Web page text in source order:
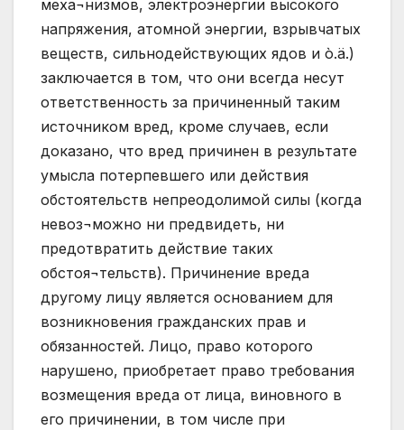
меха¬низмов, электроэнергии высокого
напряжения, атомной энергии, взрывчатых
веществ, сильнодействующих ядов и ò.ä.)
заключается в том, что они всегда несут
ответственность за причиненный таким
источником вред, кроме случаев, если
доказано, что вред причинен в результате
умысла потерпевшего или действия
обстоятельств непреодолимой силы (когда
невоз¬можно ни предвидеть, ни
предотвратить действие таких
обстоя¬тельств). Причинение вреда
другому лицу является основанием для
возникновения гражданских прав и
обязанностей. Лицо, право которого
нарушено, приобретает право требования
возмещения вреда от лица, виновного в
его причинении, в том числе при